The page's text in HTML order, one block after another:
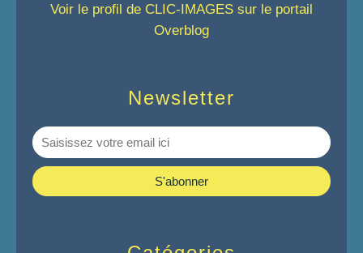
Newsletter
Voir le profil de CLIC-IMAGES sur le portail
Overblog